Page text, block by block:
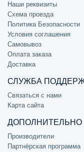
Наши реквизиты
Схема проезда
Политика Безопасности
Условия соглашения
Самовывоз
Оплата заказа
Доставка
СЛУЖБА
Связаться с нами
Карта сайта
ДОПОЛНИТЕЛЬНО
Производители
Партнёрская программа